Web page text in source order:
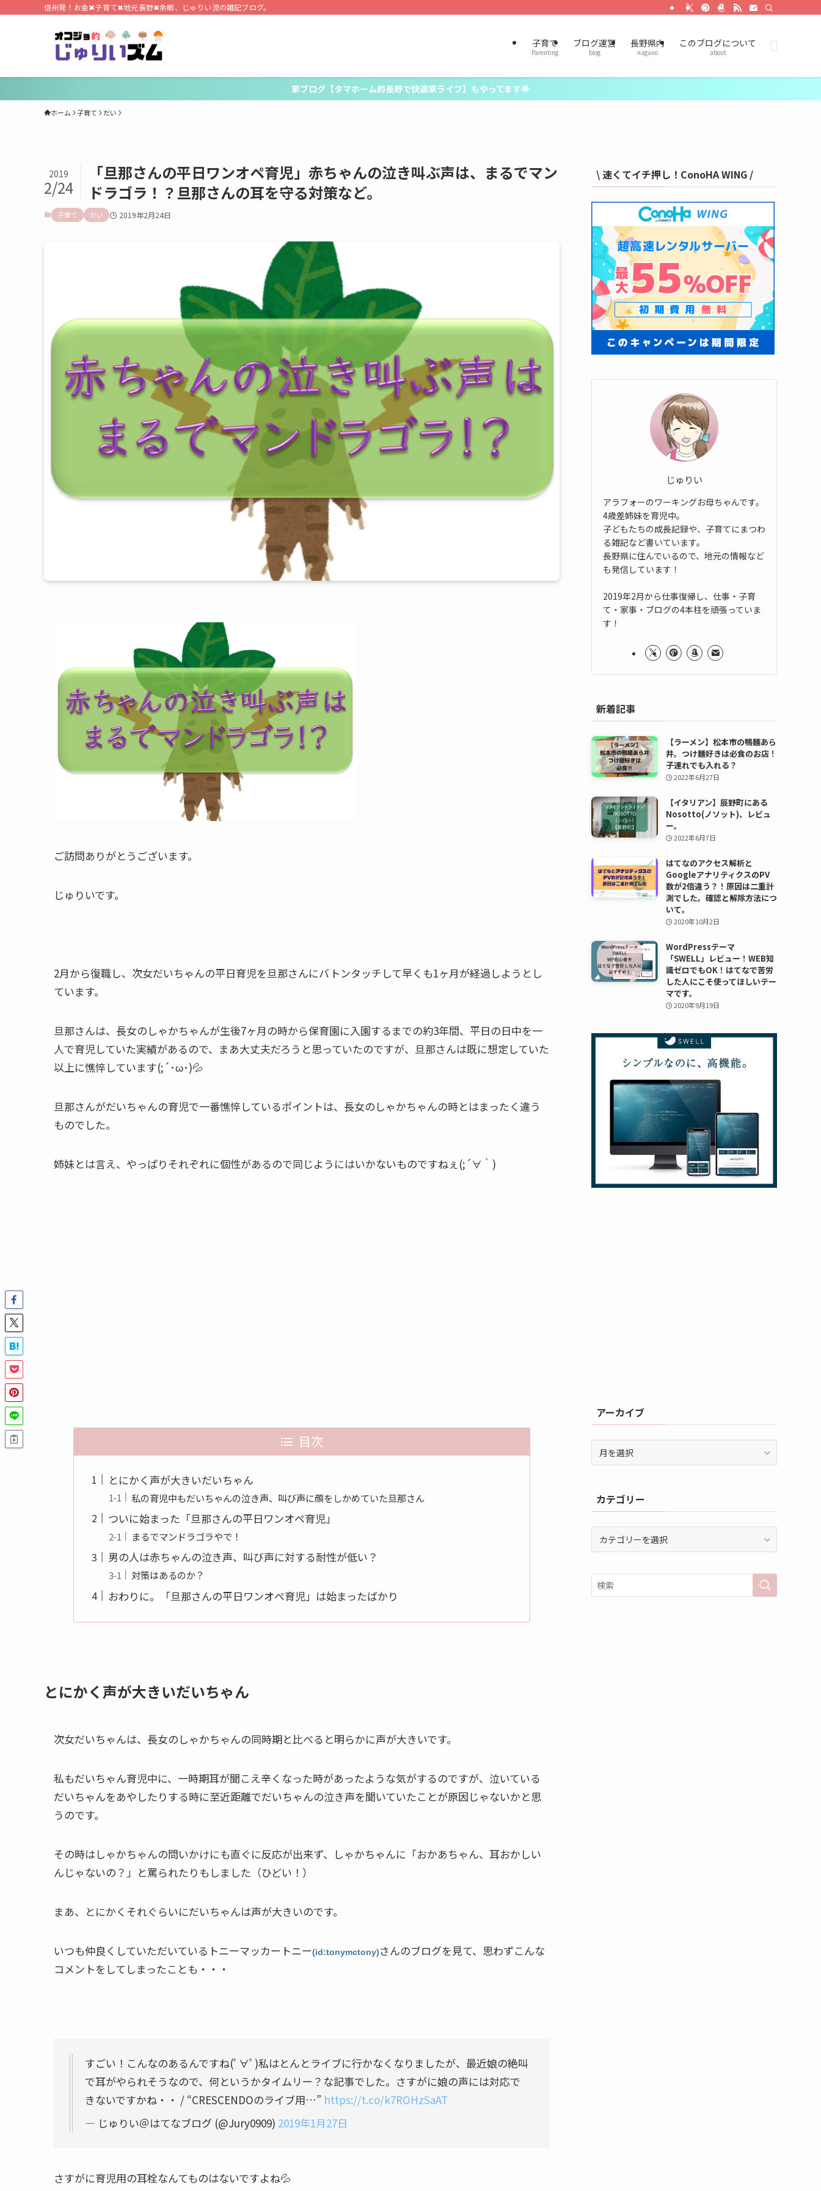
信州発！お金✖子育て✖地元長野✖余暇、じゅりい流の雑記ブログ。
子育て
Parenting
ブログ運営
blog
長野県内
nagano
このブログについて
about
家ブログ【タマホーム的長野で快適家ライフ】もやってます🌟
ホーム 子育て だい
「旦那さんの平日ワンオペ育児」赤ちゃんの泣き叫ぶ声は、まるでマン
ドラゴラ！？旦那さんの耳を守る対策など。
2019
2/24
子育て だい 2019年2月24日
ご訪問ありがとうございます。
じゅりいです。
2月から復職し、次女だいちゃんの平日育児を旦那さんにバトンタッチして早くも1ヶ月が経過しようとし
ています。
旦那さんは、長女のしゃかちゃんが生後7ヶ月の時から保育園に入園するまでの約3年間、平日の日中を一
人で育児していた実績があるので、まあ大丈夫だろうと思っていたのですが、旦那さんは既に想定していた
以上に憔悴しています(;´･ω･)💦
旦那さんがだいちゃんの育児で一番憔悴しているポイントは、長女のしゃかちゃんの時とはまったく違う
ものでした。
姉妹とは言え、やっぱりそれぞれに個性があるので同じようにはいかないものですねぇ(;´∀｀)
目次
とにかく声が大きいだいちゃん
私の育児中もだいちゃんの泣き声、叫び声に顔をしかめていた旦那さん
ついに始まった「旦那さんの平日ワンオペ育児」
まるでマンドラゴラやで！
男の人は赤ちゃんの泣き声、叫び声に対する耐性が低い？
対策はあるのか？
おわりに。「旦那さんの平日ワンオペ育児」は始まったばかり
とにかく声が大きいだいちゃん
次女だいちゃんは、長女のしゃかちゃんの同時期と比べると明らかに声が大きいです。
私もだいちゃん育児中に、一時期耳が聞こえ辛くなった時があったような気がするのですが、泣いている
だいちゃんをあやしたりする時に至近距離でだいちゃんの泣き声を聞いていたことが原因じゃないかと思
うのです。
その時はしゃかちゃんの問いかけにも直ぐに反応が出来ず、しゃかちゃんに「おかあちゃん、耳おかしい
んじゃないの？」と罵られたりもしました（ひどい！）
まあ、とにかくそれぐらいにだいちゃんは声が大きいのです。
いつも仲良くしていただいているトニーマッカートニー(id:tonymctony)さんのブログを見て、思わずこんな
コメントをしてしまったことも・・・
すごい！こんなのあるんですね(ﾟ∀ﾟ)私はとんとライブに行かなくなりましたが、最近娘の絶叫
で耳がやられそうなので、何というかタイムリー？な記事でした。さすがに娘の声には対応で
きないですかね・・ / “CRESCENDOのライブ用…” https://t.co/k7ROHzSaAT
— じゅりい＠はてなブログ (@Jury0909) 2019年1月27日
さすがに育児用の耳栓なんてものはないですよね💦
\ 速くてイチ押し！ConoHA WING /
じゅりい
アラフォーのワーキングお母ちゃんです。
4歳差姉妹を育児中。
子どもたちの成長記録や、子育てにまつわ
る雑記など書いています。
長野県に住んでいるので、地元の情報など
も発信しています！
2019年2月から仕事復帰し、仕事・子育
て・家事・ブログの4本柱を頑張っていま
す！
新着記事
【ラーメン】松本市の鴨麺あら
井。つけ麺好きは必食のお店！
子連れでも入れる？
2022年6月27日
【イタリアン】辰野町にある
Nosotto(ノソット)、レビュ
ー。
2022年6月7日
はてなのアクセス解析と
GoogleアナリティクスのPV
数が2倍違う？！原因は二重計
測でした。確認と解除方法につ
いて。
2020年10月2日
WordPressテーマ
「SWELL」レビュー！WEB知
識ゼロでもOK！はてなで苦労
した人にこそ使ってほしいテー
マです。
2020年9月19日
アーカイブ
ブカテゴリー
リ
ー